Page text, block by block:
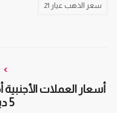
سعر الذهب عيار 21
أسعار العملات الأجنبية
5 ديسمبر 2025